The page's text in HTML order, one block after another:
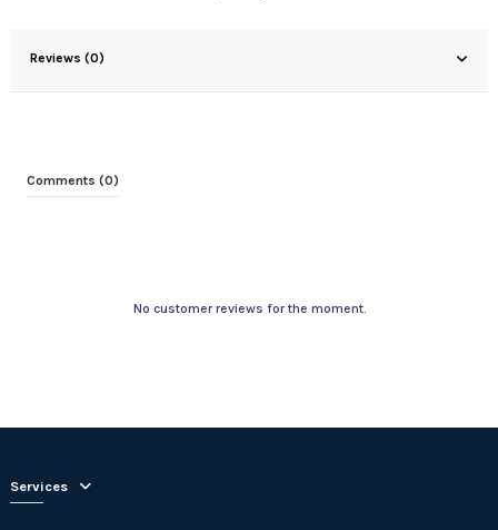
Reviews (0)
Comments (0)
No customer reviews for the moment.
Services